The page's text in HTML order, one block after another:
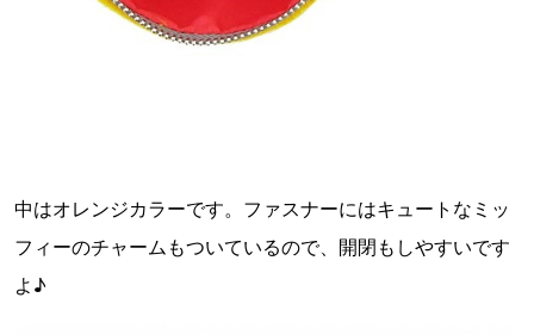
中はオレンジカラーです。ファスナーにはキュートなミッ
フィーのチャームもついているので、開閉もしやすいです
よ♪